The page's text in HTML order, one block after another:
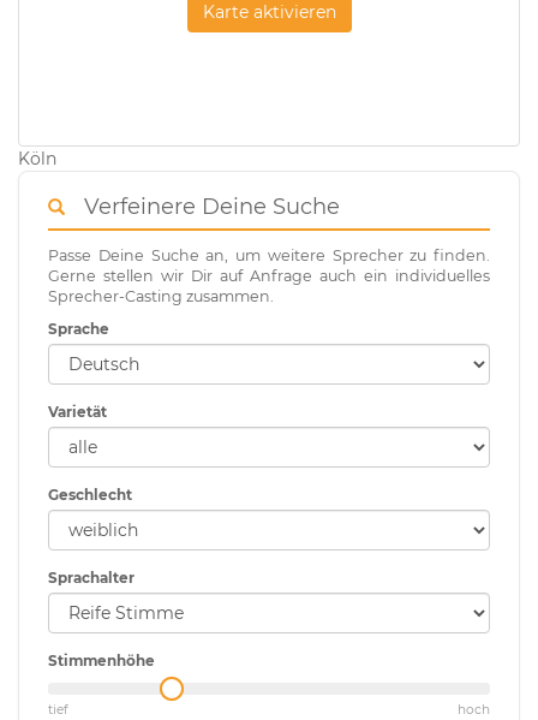
Karte aktivieren
Köln
Verfeinere Deine Suche
Passe Deine Suche an, um weitere Sprecher zu finden.
Gerne stellen wir Dir auf Anfrage auch ein individuelles
Sprecher-Casting zusammen.
Sprache
Varietät
Geschlecht
Sprachalter
Stimmenhöhe
tief hoch